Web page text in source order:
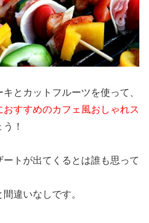
とカットフルーツを使って、
すすめのカフェ風おしゃれス
！
トが出てくるとは誰も思って
違いなしです。